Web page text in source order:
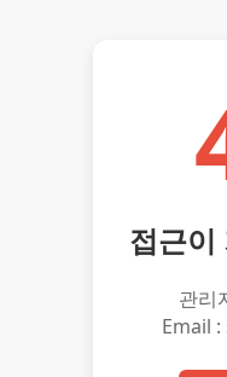
접근이
관리
Email